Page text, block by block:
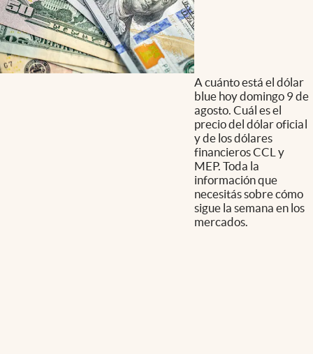
A cuánto está el dólar
blue hoy domingo 9 de
agosto. Cuál es el
precio del dólar oficial
y de los dólares
financieros CCL y
MEP. Toda la
información que
necesitás sobre cómo
sigue la semana en los
mercados.